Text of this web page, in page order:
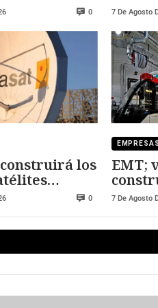
0 7 De Agosto
los
0
EMPRESAS
EMT;
al
7 De Agosto